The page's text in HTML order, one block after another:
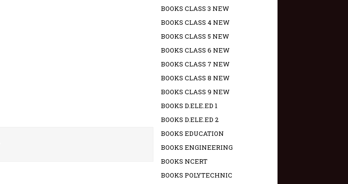
BOOKS CLASS 3 NEW
BOOKS CLASS 4 NEW
BOOKS CLASS 5 NEW
BOOKS CLASS 6 NEW
BOOKS CLASS 7 NEW
BOOKS CLASS 8 NEW
BOOKS CLASS 9 NEW
BOOKS D.ELE.ED 1
BOOKS D.ELE.ED 2
BOOKS EDUCATION
BOOKS ENGINEERING
BOOKS NCERT
BOOKS POLYTECHNIC